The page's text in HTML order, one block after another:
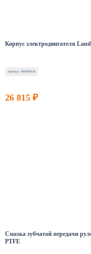
Корпус электродвигателя
Артикул: PSEPS0126
26 815 ₽
Смазка зубчатой передачи
PTFE